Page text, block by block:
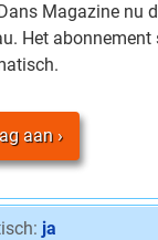
Magazine nu
Het abonnement
aan
ja